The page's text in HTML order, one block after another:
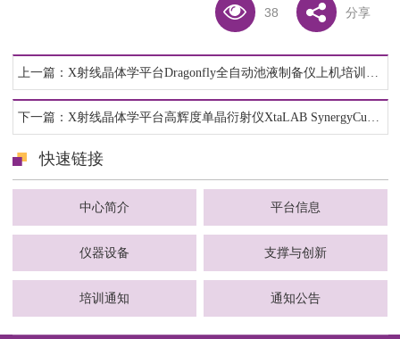
38 分享
快速链接
中心简介 平台信息
仪器设备 支撑与创新
培训通知 通知公告